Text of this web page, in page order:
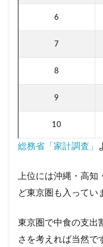
6
7
8
9
10
総務省「家計調査」
上位には沖縄・高知
ど東京圏も入ってい
東京圏で中食の支出
さを考えれば当然で